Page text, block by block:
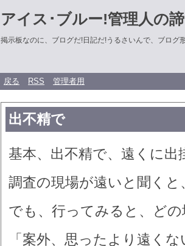
アイス･ブルー!管理人の
掲示板なのに、ブログだ!日記だ!うるさいんで、ブログ
戻る RSS 管理者用
出不精で
基本、出不精で、遠くに
調査の現場が遠いと聞く
でも、行ってみると、ど
「案外、思ったより遠く